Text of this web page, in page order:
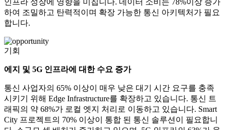
인프라 성장에 영향을 미칩니다. 데이터 소비는 78%이상 증가
하여 조밀하고 탄력적이며 확장 가능한 통신 아키텍처가 필요
합니다.
기회
에지 및 5G 인프라에 대한 수요 증가
통신 사업자의 65% 이상이 매우 낮은 대기 시간 요구를 충족
시키기 위해 Edge Infrastructure를 확장하고 있습니다. 통신 트
래픽의 약 68%가 로컬 엣지 처리로 이동하고 있습니다. Smart
City 프로젝트의 70% 이상이 통합 된 통신 솔루션이 필요합니